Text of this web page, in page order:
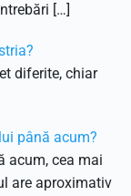
[…]
diferite, chiar
până acum?
acum, cea mai
are aproximativ